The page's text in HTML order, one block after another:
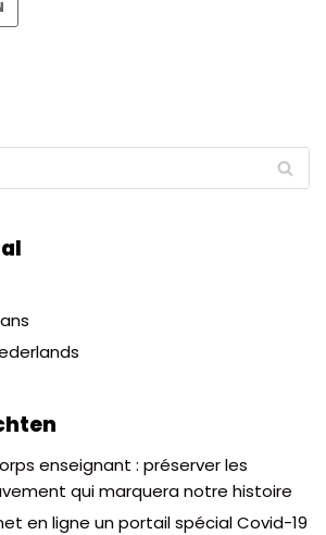
enseignant : préserver les
qui marquera notre histoire
en ligne un portail spécial Covid-19